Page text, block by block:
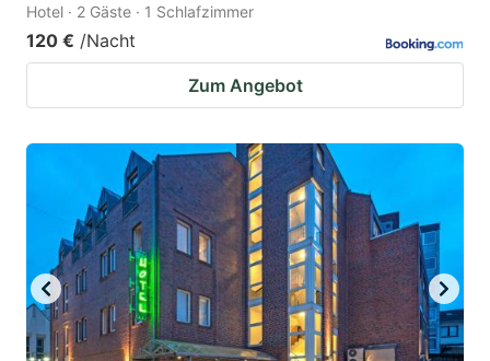
Hotel · 2 Gäste · 1 Schlafzimmer
120 € /Nacht
Zum Angebot